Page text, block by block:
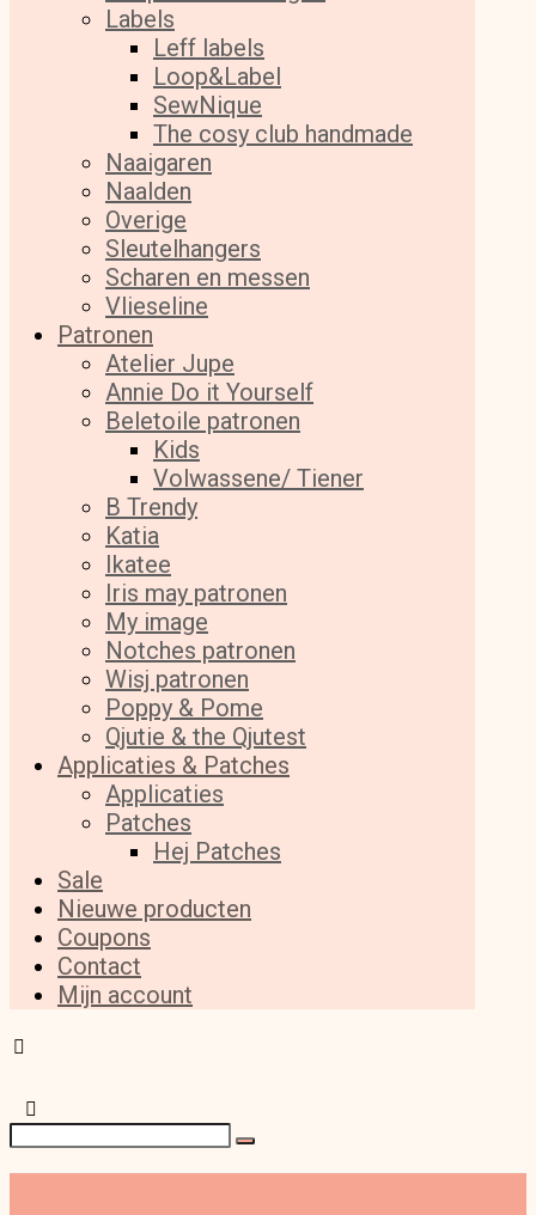
Labels
Leff labels
Loop&Label
SewNique
The cosy club handmade
Naaigaren
Naalden
Overige
Sleutelhangers
Scharen en messen
Vlieseline
Patronen
Atelier Jupe
Annie Do it Yourself
Beletoile patronen
Kids
Volwassene/ Tiener
B Trendy
Katia
Ikatee
Iris may patronen
My image
Notches patronen
Wisj patronen
Poppy & Pome
Qjutie & the Qjutest
Applicaties & Patches
Applicaties
Patches
Hej Patches
Sale
Nieuwe producten
Coupons
Contact
Mijn account